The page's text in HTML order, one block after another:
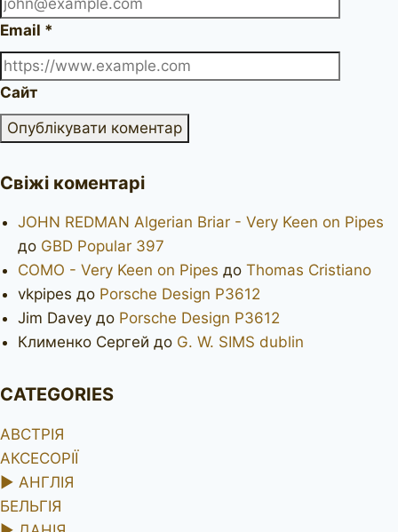
Email *
Сайт
Свіжі коментарі
JOHN REDMAN Algerian Briar - Very Keen on Pipes
до GBD Popular 397
COMO - Very Keen on Pipes до Thomas Cristiano
vkpipes до Porsche Design P3612
Jim Davey до Porsche Design P3612
Клименко Сергей до G. W. SIMS dublin
CATEGORIES
АВСТРІЯ
АКСЕСОРІЇ
► АНГЛІЯ
БЕЛЬГІЯ